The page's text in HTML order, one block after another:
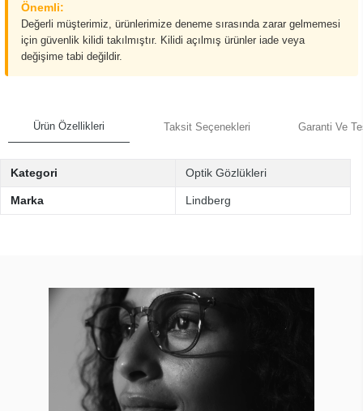
Önemli:
Değerli müşterimiz, ürünlerimize deneme sırasında zarar gelmemesi
için güvenlik kilidi takılmıştır. Kilidi açılmış ürünler iade veya
değişime tabi değildir.
Ürün Özellikleri Taksit Seçenekleri Garanti Ve
Kategori Optik Gözlükleri
Marka Lindberg